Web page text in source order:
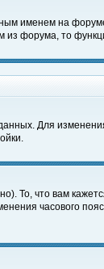
именем на
форума, то
Для
То, что вам
часового